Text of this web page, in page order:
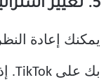
5. تغيير استراتيجية المحتوى الخاص بك
يمكنك إعادة